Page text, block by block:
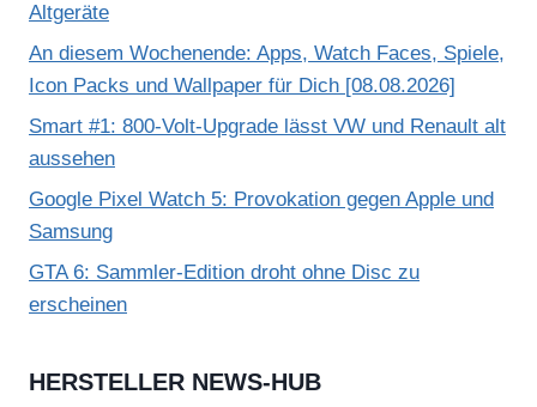
Altgeräte
An diesem Wochenende: Apps, Watch Faces, Spiele,
Icon Packs und Wallpaper für Dich [08.08.2026]
Smart #1: 800-Volt-Upgrade lässt VW und Renault alt
aussehen
Google Pixel Watch 5: Provokation gegen Apple und
Samsung
GTA 6: Sammler-Edition droht ohne Disc zu
erscheinen
HERSTELLER NEWS-HUB